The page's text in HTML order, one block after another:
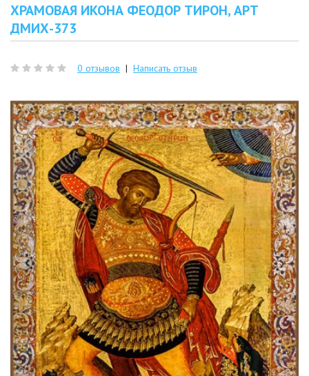
ХРАМОВАЯ ИКОНА ФЕ­ОДОР ТИ­РОН, АРТ
ДМИХ-373
0 отзывов | Написать отзыв